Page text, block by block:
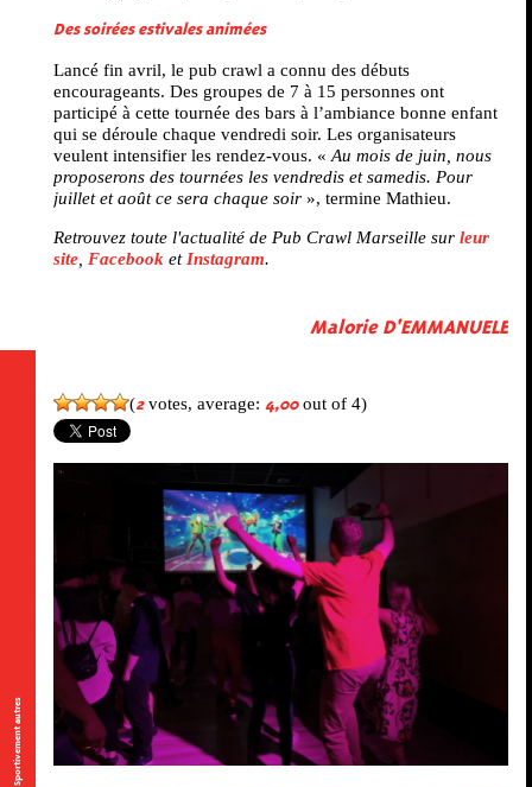
Sportivement autres
Des soirées estivales animées
Lancé fin avril, le pub crawl a connu des débuts
encourageants. Des groupes de 7 à 15 personnes ont
participé à cette tournée des bars à l’ambiance bonne enfant
qui se déroule chaque vendredi soir. Les organisateurs
veulent intensifier les rendez-vous. « Au mois de juin, nous
proposerons des tournées les vendredis et samedis. Pour
juillet et août ce sera chaque soir », termine Mathieu.
Retrouvez toute l'actualité de Pub Crawl Marseille sur leur
site Facebook et Instagram.
Malorie D'EMMANUELE
(2votes, average: 4,00out of 4)